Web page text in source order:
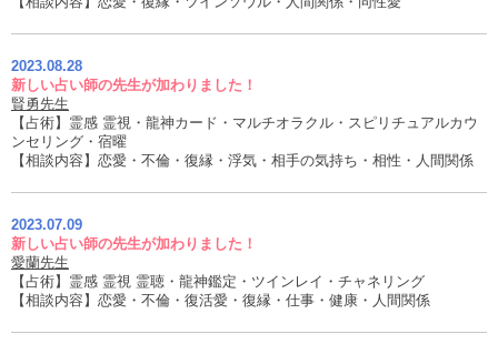
2023.08.28
新しい占い師の先生が加わりました！
賢勇先生
【占術】霊感 霊視・龍神カード・マルチオラクル・スピリチュアルカウ
ンセリング・宿曜
【相談内容】恋愛・不倫・復縁・浮気・相手の気持ち・相性・人間関係
2023.07.09
新しい占い師の先生が加わりました！
愛蘭先生
【占術】霊感 霊視 霊聴・龍神鑑定・ツインレイ・チャネリング
【相談内容】恋愛・不倫・復活愛・復縁・仕事・健康・人間関係